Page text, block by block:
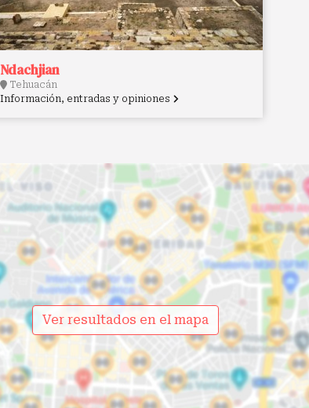
Ndachjian
Tehuacán
Información, entradas y opiniones
Ver resultados en el mapa